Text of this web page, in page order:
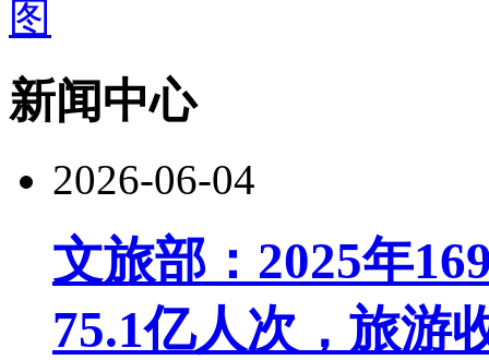
新闻中心
2026-06-04
文旅部：2025年
75.1亿人次，旅游